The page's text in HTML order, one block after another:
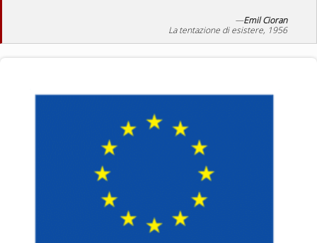
—Emil Cioran
La tentazione di esistere, 1956